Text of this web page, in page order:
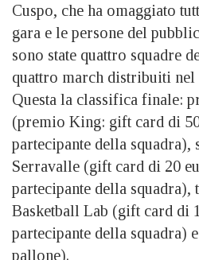
Cuspo, che ha omaggiato
gara e le persone del
sono state quattro squadre
quattro march distribuiti
Questa la classifica finale:
(premio King: gift card di
partecipante della squadra),
Serravalle (gift card di 20
partecipante della squadra),
Basketball Lab (gift card di
partecipante della squadra)
pallone).